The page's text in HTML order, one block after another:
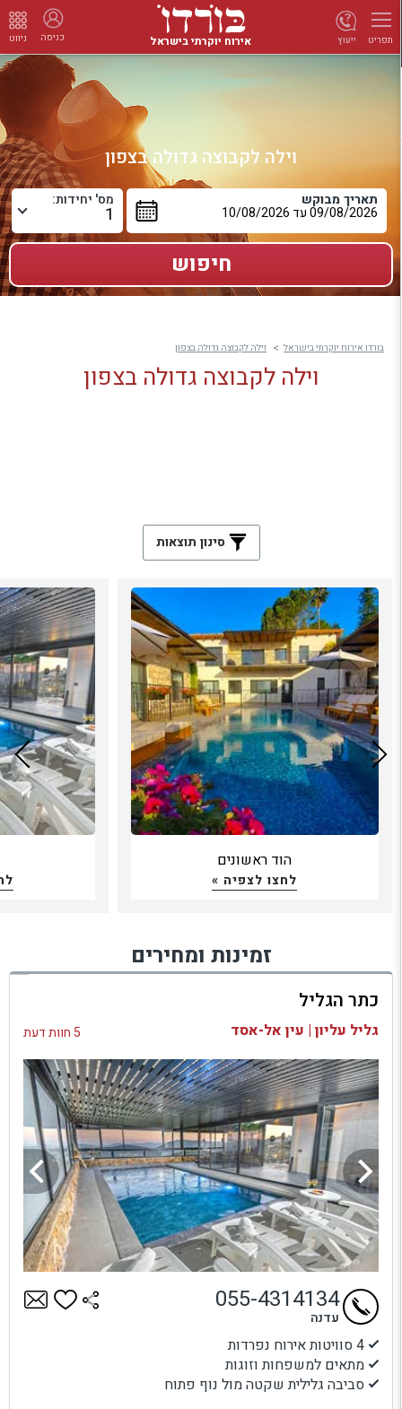
תפריט אירוח יוקרתי בישראל כניסה ניווט ייעוץ
וילה לקבוצה גדולה בצפון
תאריך מבוקש מס' יחידות:
בורדו אירוח יוקרתי בישראל וילה לקבוצה גדולה בצפון
וילה לקבוצה גדולה בצפון
סינון תוצאות
הוד ראשונים
לחצו לצפיה »
זמינות ומחירים
כתר הגליל
גליל עליון | עין אל-אסד 5 חוות דעת
4 סוויטות אירוח נפרדות
מתאים למשפחות וזוגות
סביבה גלילית שקטה מול נוף פתוח
055-4314134
עדנה